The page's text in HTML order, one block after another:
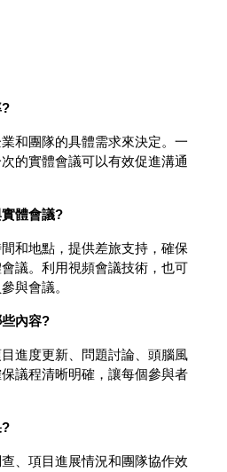
?
和團隊的具體需求來決定。一
的實體會議可以有效促進溝通
體會議?
和地點，提供差旅支持，確保
議。利用視頻會議技術，也可
與會議。
內容?
進度更新、問題討論、頭腦風
議程清晰明確，讓每個參與者
?
、項目進展情況和團隊協作效